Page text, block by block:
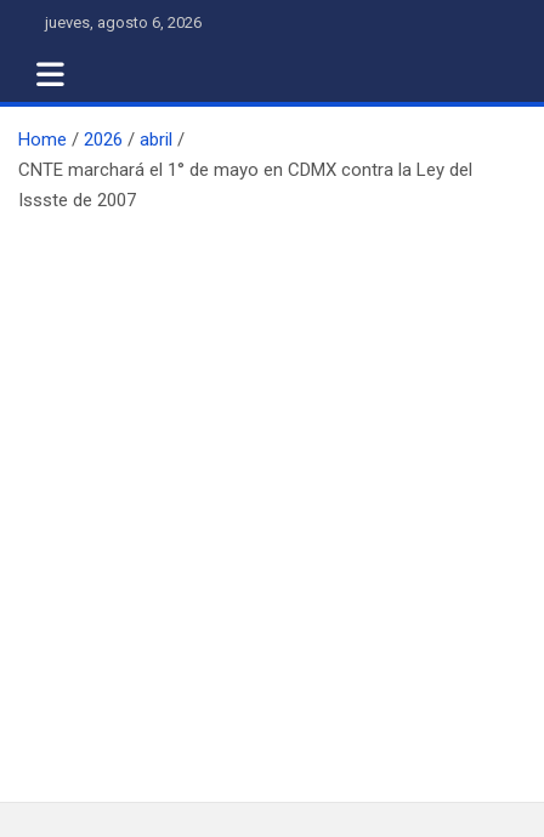
content
jueves, agosto 6, 2026
Home 2026
abril
CNTE marchará el 1° de mayo en CDMX contra la Ley del
Issste de 2007